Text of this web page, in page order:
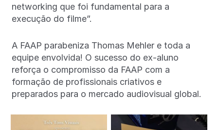
networking que foi fundamental para a
execução do filme”.
A FAAP parabeniza Thomas Mehler e toda a
equipe envolvida! O sucesso do ex-aluno
reforça o compromisso da FAAP com a
formação de profissionais criativos e
preparados para o mercado audiovisual global.